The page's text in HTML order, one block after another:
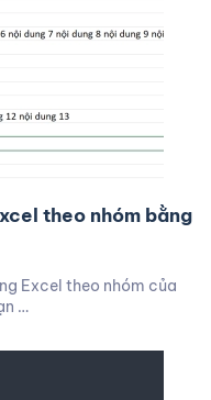
theo nhóm bằng
Excel theo nhóm của
…